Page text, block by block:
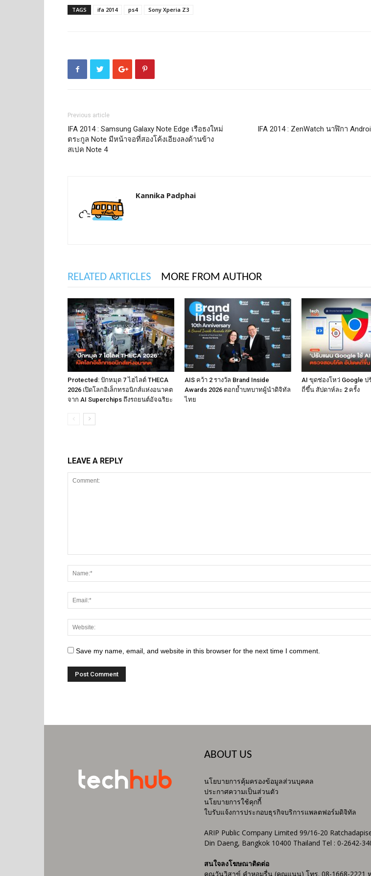
TAGS ifa 2014 ps4 Sony Xperia Z3
Previous article
IFA 2014 : Samsung Galaxy Note Edge เรือธงใหม่
ตระกูล Note มีหน้าจอที่สองโค้งเอียงลงด้านข้าง
สเปค Note 4
IFA 2014 : ZenWatch นาฬิกา
Kannika Padphai
RELATED ARTICLES MORE FROM AUTHOR
Protected: ปักหมุด 7 ไฮไลต์ THECA
2026 เปิดโลกอิเล็กทรอนิกส์แห่งอนาคต
จาก AI Superchips ถึงรถยนต์อัจฉริยะ
AIS คว้า 2 รางวัล Brand Inside
Awards 2026 ตอกย้ำบทบาทผู้นำดิจิทัล
ไทย
AI ขุดช่องโหว่ Google ป
ถี่ขึ้น สัปดาห์ละ 2 ครั้ง
LEAVE A REPLY
Save my name, email, and website in this browser for the next time I comment.
ABOUT US
นโยบายการคุ้มครองข้อมูลส่วนบุคคล
ประกาศความเป็นส่วนตัว
นโยบายการใช้คุกกี้
ใบรับแจ้งการประกอบธุรกิจบริการแพลตฟอร์มดิจิทัล
ARIP Public Company Limited 99/16-20
Din Daeng, Bangkok 10400 Thailand Tel : 0-2642-
สนใจลงโฆษณาติดต่อ
คุณวันวิสาข์ คำหอมรื่น (คุณแนน) โทร. 08-1668-2221